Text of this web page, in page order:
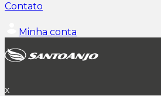
Contato
Minha conta
x